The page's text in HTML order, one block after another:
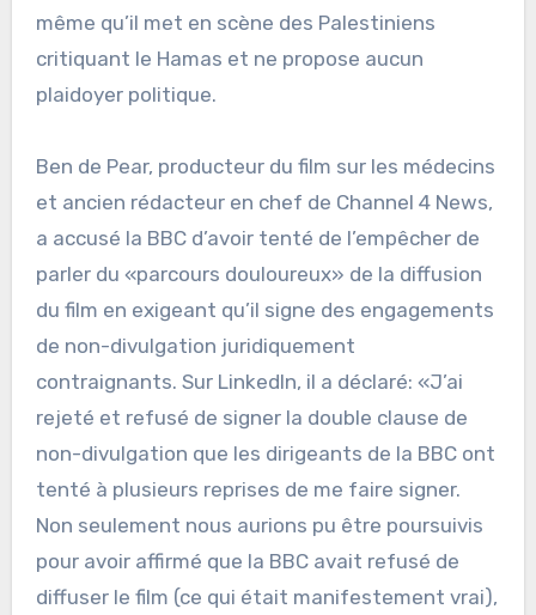
même qu’il met en scène des Palestiniens
critiquant le Hamas et ne propose aucun
plaidoyer politique.
Ben de Pear, producteur du film sur les médecins
et ancien rédacteur en chef de Channel 4 News,
a accusé la BBC d’avoir tenté de l’empêcher de
parler du «parcours douloureux» de la diffusion
du film en exigeant qu’il signe des engagements
de non-divulgation juridiquement
contraignants. Sur LinkedIn, il a déclaré: «J’ai
rejeté et refusé de signer la double clause de
non-divulgation que les dirigeants de la BBC ont
tenté à plusieurs reprises de me faire signer.
Non seulement nous aurions pu être poursuivis
pour avoir affirmé que la BBC avait refusé de
diffuser le film (ce qui était manifestement vrai),